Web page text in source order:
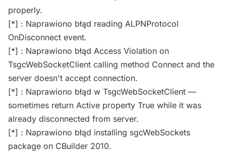
properly.
[*] : Naprawiono błąd reading ALPNProtocol
OnDisconnect event.
[*] : Naprawiono błąd Access Violation on
TsgcWebSocketClient calling method Connect and the
server doesn't accept connection.
[*] : Naprawiono błąd w TsgcWebSocketClient —
sometimes return Active property True while it was
already disconnected from server.
[*] : Naprawiono błąd installing sgcWebSockets
package on CBuilder 2010.